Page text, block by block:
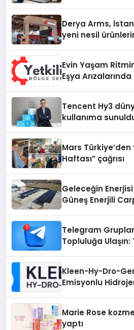
Derya Arms,
yeni nesil
Evin Yaşam
Eşya
Tencent Hy3
kullanıma
Mars
Haftası” çağrısı
Geleceğin
Güneş Enerjili
Telegram
Topluluğa
Kleen-Hy-Dro-
Emisyonlu
Marie Rose
yaptı